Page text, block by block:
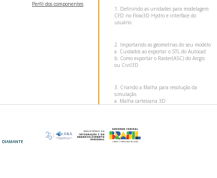
Perfil dos componentes
1. Definindo as unidades para modelagem
CFD no Flow3D Hydro e interface do
usuário.
2. Importando as geometrias do seu modelo
a. Cuidados ao exportar o STL do Autocad
b. Como exportar o Raster(ASC) do Arcgis
ou Civil3D
3. Criando a Malha para resolução da
simulação.
a. Malha cartesiana 3D
DIAMANTE
OURO